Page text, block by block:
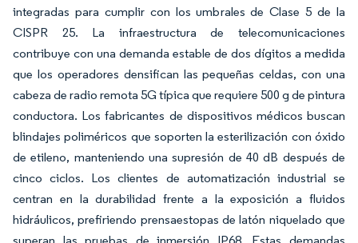
integradas para cumplir con los umbrales de Clase 5 de la
CISPR 25. La infraestructura de telecomunicaciones
contribuye con una demanda estable de dos dígitos a medida
que los operadores densifican las pequeñas celdas, con una
cabeza de radio remota 5G típica que requiere 500 g de pintura
conductora. Los fabricantes de dispositivos médicos buscan
blindajes poliméricos que soporten la esterilización con óxido
de etileno, manteniendo una supresión de 40 dB después de
cinco ciclos. Los clientes de automatización industrial se
centran en la durabilidad frente a la exposición a fluidos
hidráulicos, prefiriendo prensaestopas de latón niquelado que